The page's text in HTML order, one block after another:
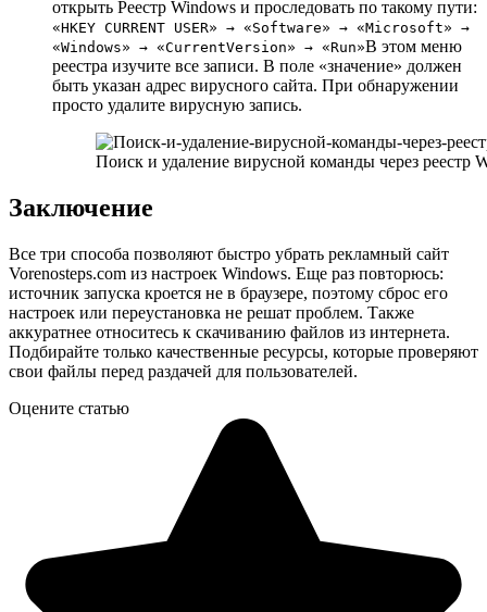
открыть Реестр Windows и проследовать по такому пути:
«HKEY CURRENT USER» → «Software» → «Microsoft» →
«Windows» → «CurrentVersion» → «Run»В этом меню
реестра изучите все записи. В поле «значение» должен
быть указан адрес вирусного сайта. При обнаружении
просто удалите вирусную запись.
Поиск и удаление вирусной команды через реестр
Заключение
Все три способа позволяют быстро убрать рекламный сайт
Vorenosteps.com из настроек Windows. Еще раз повторюсь:
источник запуска кроется не в браузере, поэтому сброс его
настроек или переустановка не решат проблем. Также
аккуратнее относитесь к скачиванию файлов из интернета.
Подбирайте только качественные ресурсы, которые проверяют
свои файлы перед раздачей для пользователей.
Оцените статью